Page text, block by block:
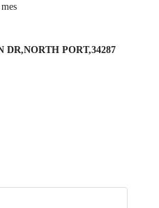
DR,NORTH PORT,34287